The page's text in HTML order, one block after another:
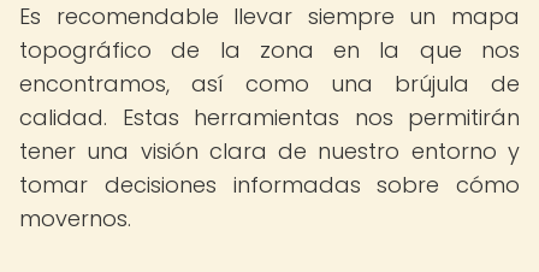
Es recomendable llevar siempre un mapa
topográfico de la zona en la que nos
encontramos, así como una brújula de
calidad. Estas herramientas nos permitirán
tener una visión clara de nuestro entorno y
tomar decisiones informadas sobre cómo
movernos.